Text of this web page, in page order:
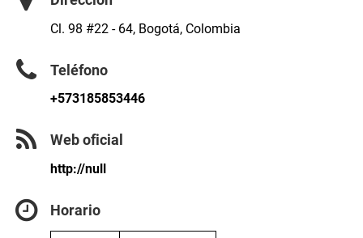
Cl. 98 #22 - 64, Bogotá, Colombia
Teléfono
+573185853446
Web oficial
http://null
Horario